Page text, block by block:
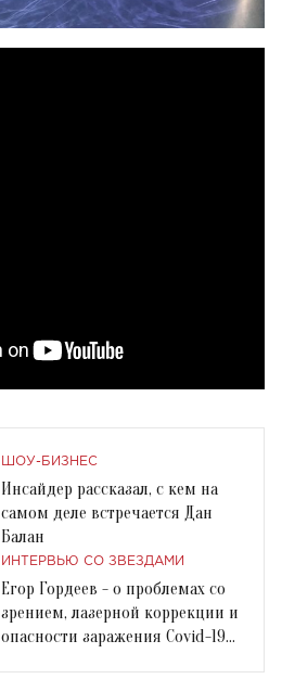
ШОУ-БИЗНЕС
Инсайдер рассказал, с кем на
самом деле встречается Дан
Балан
ИНТЕРВЬЮ СО ЗВЕЗДАМИ
Егор Гордеев - о проблемах со
зрением, лазерной коррекции и
опасности заражения Covid-19